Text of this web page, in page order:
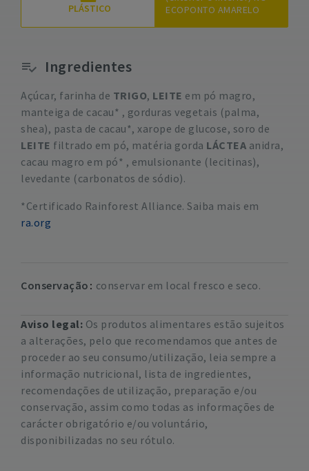
PLÁSTICO
ECOPONTO AMARELO
Ingredientes
Açúcar, farinha de TRIGO, LEITE em pó magro,
manteiga de cacau* , gorduras vegetais (palma,
shea), pasta de cacau*, xarope de glucose, soro de
LEITE filtrado em pó, matéria gorda LÁCTEA anidra,
cacau magro em pó* , emulsionante (lecitinas),
levedante (carbonatos de sódio).
*Certificado Rainforest Alliance. Saiba mais em
ra.org
Conservação conservar em local fresco e seco.
Aviso legal: Os produtos alimentares estão sujeitos
a alterações, pelo que recomendamos que antes de
proceder ao seu consumo/utilização, leia sempre a
informação nutricional, lista de ingredientes,
recomendações de utilização, preparação e/ou
conservação, assim como todas as informações de
carácter obrigatório e/ou voluntário,
disponibilizadas no seu rótulo.